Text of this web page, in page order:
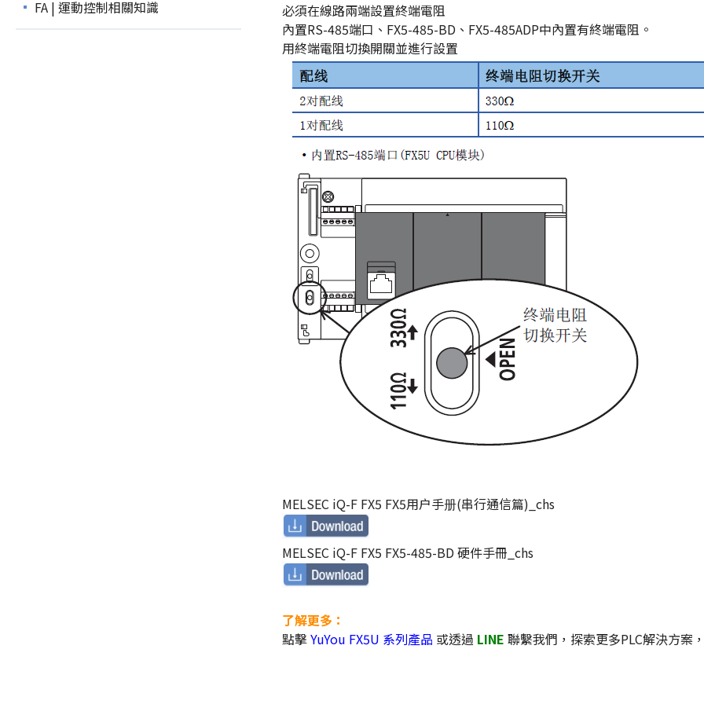
FA | 運動控制相關知識
必須在線路兩端設置終端電阻
內置RS-485端口、FX5-485-BD、FX5-485ADP中內置有終端電阻。
用終端電阻切換開關並進行設置
MELSEC iQ-F FX5 FX5用户手册(串行通信篇)_chs
MELSEC iQ-F FX5 FX5-485-BD 硬件手冊_chs
了解更多：
點擊YuYou FX5U 系列產品 或透過 LINE 聯繫我們，探索更多PLC解決方案